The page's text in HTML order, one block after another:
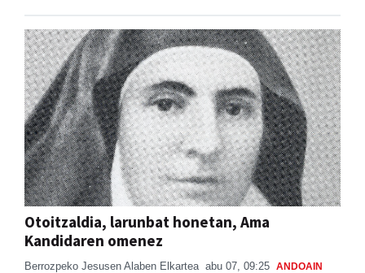
Otoitzaldia, larunbat honetan, Ama
Kandidaren omenez
Berrozpeko Jesusen Alaben Elkartea abu 07, 09:25 ANDOAIN